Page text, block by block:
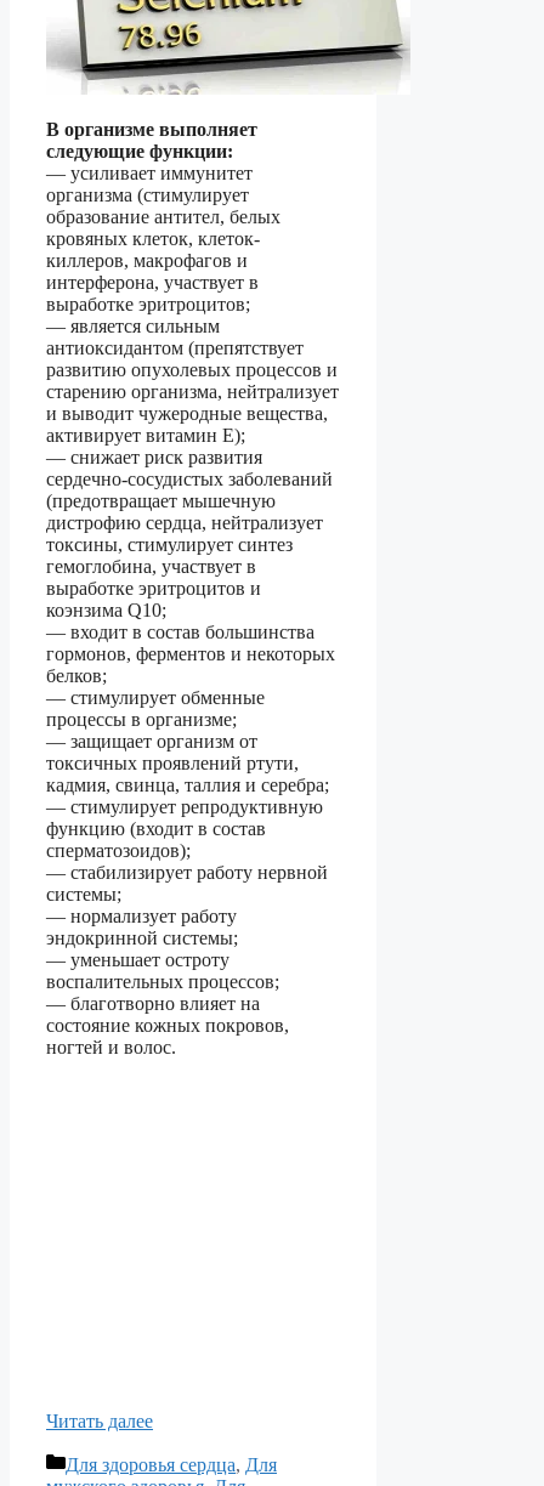
В организме выполняет
следующие функции:
— усиливает иммунитет
организма (стимулирует
образование антител, белых
кровяных клеток, клеток-
киллеров, макрофагов и
интерферона, участвует в
выработке эритроцитов;
— является сильным
антиоксидантом (препятствует
развитию опухолевых процессов и
старению организма, нейтрализует
и выводит чужеродные вещества,
активирует витамин Е);
— снижает риск развития
сердечно-сосудистых заболеваний
(предотвращает мышечную
дистрофию сердца, нейтрализует
токсины, стимулирует синтез
гемоглобина, участвует в
выработке эритроцитов и
коэнзима Q10;
— входит в состав большинства
гормонов, ферментов и некоторых
белков;
— стимулирует обменные
процессы в организме;
— защищает организм от
токсичных проявлений ртути,
кадмия, свинца, таллия и серебра;
— стимулирует репродуктивную
функцию (входит в состав
сперматозоидов);
— стабилизирует работу нервной
системы;
— нормализует работу
эндокринной системы;
— уменьшает остроту
воспалительных процессов;
— благотворно влияет на
состояние кожных покровов,
ногтей и волос.
Читать далее
Рубрики
Для здоровья сердца, Для